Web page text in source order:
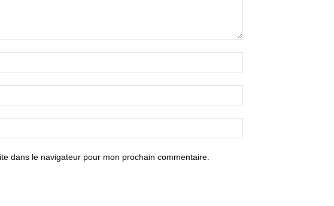
dans le navigateur pour mon prochain commentaire.